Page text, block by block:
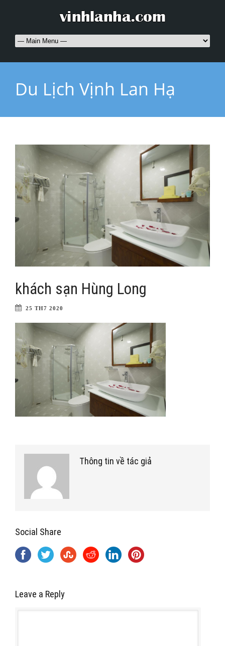
Du Lịch Vịnh Lan Hạ
khách sạn Hùng Long
25 TH7 2020
Thông tin về tác giả
Social Share
Leave a Reply